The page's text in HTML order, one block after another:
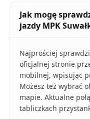
Jak mogę
jazdy MPK
Najprościej
oficjalnej stronie
mobilnej, wpisując
Możesz też wybrać
mapie. Aktualne
tabliczkach